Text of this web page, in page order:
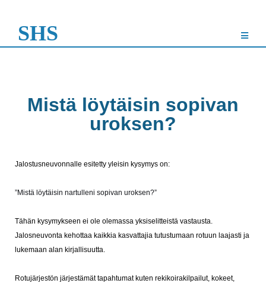
SHS
Mistä löytäisin sopivan
uroksen?
Jalostusneuvonnalle esitetty yleisin kysymys on:
”Mistä löytäisin nartulleni sopivan uroksen?”
Tähän kysymykseen ei ole olemassa yksiselitteistä vastausta.
Jalosneuvonta kehottaa kaikkia kasvattajia tutustumaan rotuun laajasti ja
lukemaan alan kirjallisuutta.
Rotujärjestön järjestämät tapahtumat kuten rekikoirakilpailut, kokeet,